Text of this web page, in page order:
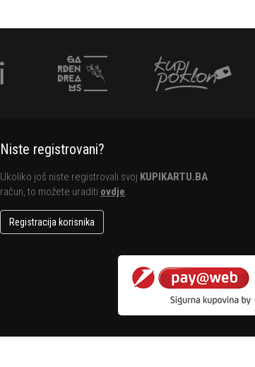
Niste registrovani?
Ukoliko još niste registrovali svoj KUPIKARTU.BA
račun, to možete uraditi ovdje.
Registracija korisnika